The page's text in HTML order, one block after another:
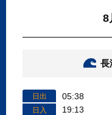
8
長
日出 05:38
日入 19:13